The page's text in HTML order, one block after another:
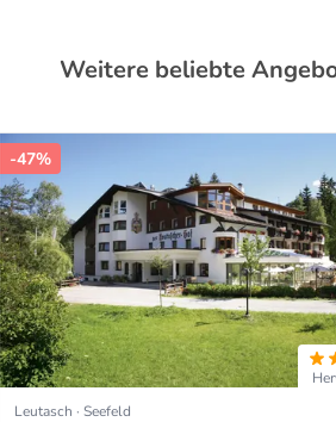
Weitere beliebte
-47%
Leutasch · Seefeld